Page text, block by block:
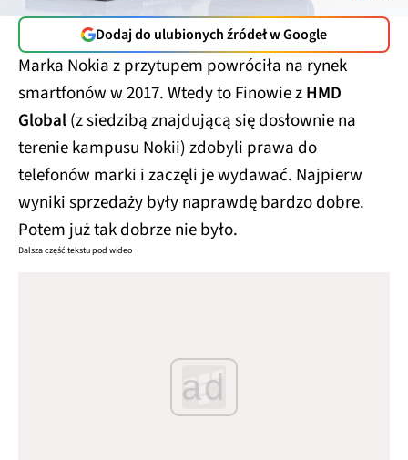
Dodaj do ulubionych źródeł w Google
Marka Nokia z przytupem powróciła na rynek
smartfonów w 2017. Wtedy to Finowie zHMD
Global(z siedzibą znajdującą się dosłownie na
terenie kampusu Nokii) zdobyli prawa do
telefonów marki i zaczęli je wydawać. Najpierw
wyniki sprzedaży były naprawdę bardzo dobre.
Potem już tak dobrze nie było.
Dalsza część tekstu pod wideo
ad